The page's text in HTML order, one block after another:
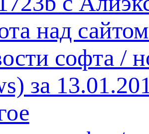
над
софта /
за